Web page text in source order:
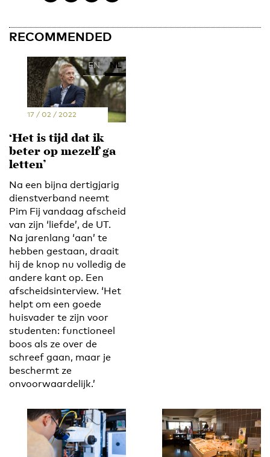
RECOMMENDED
EN NL
17 / 02 / 2022
‘Het is tijd dat ik
beter op mezelf ga
letten’
Na een bijna dertigjarig
dienstverband neemt
Pim Fij vandaag afscheid
van zijn ‘liefde’, de UT.
Na jarenlang ‘aan’ te
hebben gestaan, draait
hij de knop nu volledig de
andere kant op. Een
afscheidsinterview. ‘Het
helpt om een goede
huisvader te zijn voor
studenten: functioneel
boos als ze over de
schreef gaan, maar je
beschermt ze
onvoorwaardelijk.’